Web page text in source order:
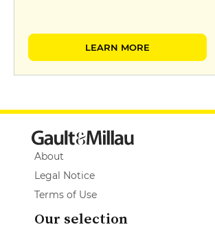
LEARN MORE
About
Legal Notice
Terms of Use
Our selection